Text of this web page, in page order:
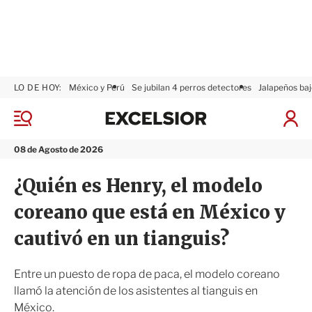
M
n
08 de Agosto de 2026
LO DE HOY: México y Perú Se jubilan 4 perros detectores Jalapeños
I
x
i
o
r
¿Quién es Henry, el modelo
coreano que está en México y
cautivó en un tianguis?
Entre un puesto de ropa de paca, el modelo coreano
llamó la atención de los asistentes al tianguis en
México.